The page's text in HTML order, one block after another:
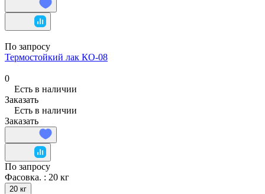
По запросу
Термостойкий лак КО-08
0
Есть в наличии
Заказать
Есть в наличии
Заказать
По запросу
Фасовка. : 20 кг
20 кг